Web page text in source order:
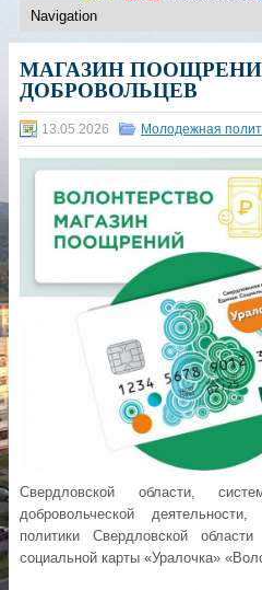
МАГАЗИН
ДОБРОВОЛЬЦЕВ
13.05.2026 Молодежная
Свердловской области,
добровольческой
политики Свердловской
социальной карты «Уралочка»